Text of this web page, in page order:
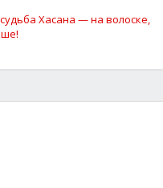
Хасана — на волоске,